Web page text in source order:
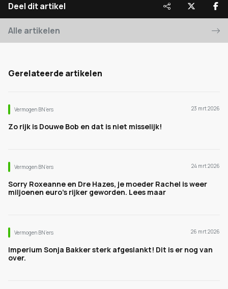
Deel dit artikel
Alle artikelen
Gerelateerde artikelen
Vermogen BN’ers 23 mrt 2026
Zo rijk is Douwe Bob en dat is niet misselijk!
Vermogen BN’ers 24 mrt 2026
Sorry Roxeanne en Dre Hazes, je moeder Rachel is weer
miljoenen euro's rijker geworden. Lees maar
Vermogen BN’ers 26 mrt 2026
Imperium Sonja Bakker sterk afgeslankt! Dit is er nog van
over.